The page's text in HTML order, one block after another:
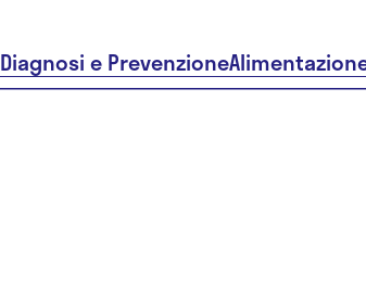
Diagnosi e Prevenzione